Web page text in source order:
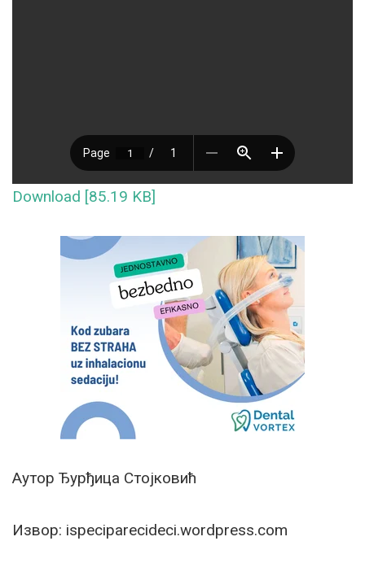
Download [85.19 KB]
Аутор Ђурђица Стојковић
Извор: ispeciparecideci.wordpress.com